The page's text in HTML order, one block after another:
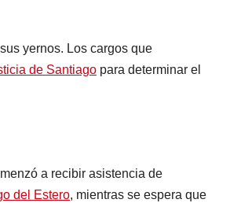
yernos. Los cargos que
de Santiago para determinar el
a recibir asistencia de
del Estero, mientras se espera que